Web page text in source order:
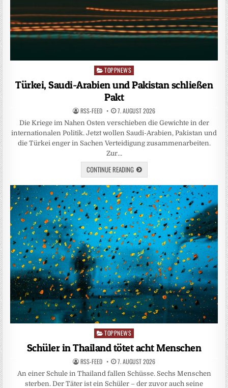
Posted
in
TOPPNEWS
Türkei, Saudi-Arabien und Pakistan schließen
Pakt
RSS-FEED 7. AUGUST 2026
Die Kriege im Nahen Osten verschieben die Gewichte in der
internationalen Politik. Jetzt wollen Saudi-Arabien, Pakistan und
die Türkei enger in Sachen Verteidigung zusammenarbeiten.
Zur…
CONTINUE READING
Posted
in
TOPPNEWS
Schüler in Thailand tötet acht Menschen
RSS-FEED 7. AUGUST 2026
An einer Schule in Thailand fallen Schüsse. Sechs Menschen
sterben. Der Täter ist ein Schüler – der zuvor auch seine